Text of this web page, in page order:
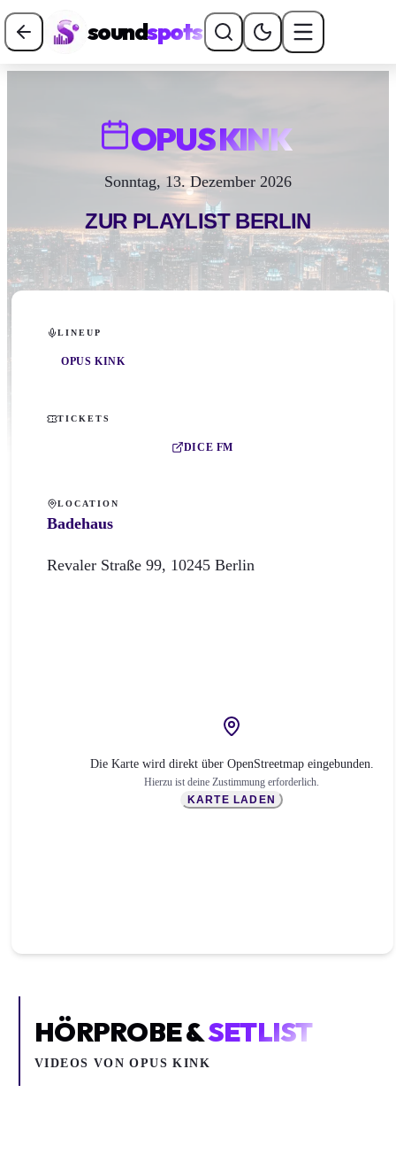
soundspots
OPUS KINK
Sonntag, 13. Dezember 2026
ZUR PLAYLIST BERLIN
LINEUP
OPUS KINK
TICKETS
DICE FM
LOCATION
Badehaus
Revaler Straße 99, 10245 Berlin
Die Karte wird direkt über OpenStreetmap eingebunden.
Hierzu ist deine Zustimmung erforderlich.
KARTE LADEN
HÖRPROBE &SETLIST
VIDEOS VONOPUS KINK